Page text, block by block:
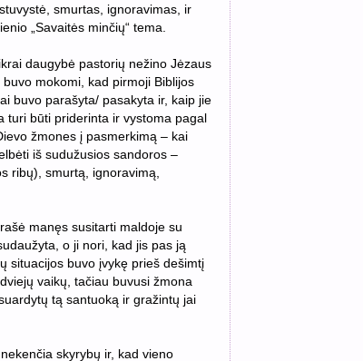
smurtas, ignoravimas, ir
„Savaitės minčių“ tema.
daugybė pastorių nežino Jėzaus
mokomi, kad pirmoji Biblijos
buvo parašyta/ pasakyta ir, kaip jie
būti priderinta ir vystoma pagal
žmones į pasmerkimą – kai
iš sudužusios sandoros –
ribų), smurtą, ignoravimą,
manęs susitarti maldoje su
o ji nori, kad jis pas ją
situacijos buvo įvykę prieš dešimtį
vaikų, tačiau buvusi žmona
tą santuoką ir gražintų jai
skyrybų ir, kad vieno